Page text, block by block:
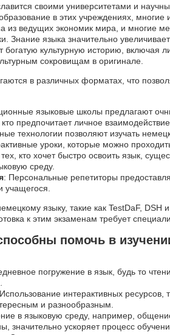
своими университетами и
в этих учреждениях,
из ведущих экономик мира, и многие
Знание языка значительно
культурную историю, включая
сокровищам в оригинале.
в различных форматах, что
языковые школы предлагают
предпочитает личное
технологии позволяют изучать
уроки, которые можно
кто хочет быстро освоить язык,
среду.
: Персональные репетиторы
учащегося.
языку, такие как TestDaF,
к этим экзаменам требует
помочь в
погружение в язык, будь то
интерактивных
и разнообразным.
в языковую среду, например,
значительно ускоряет процесс